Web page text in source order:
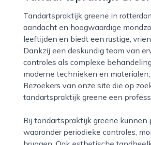
Tandartspraktijk greene in rotterdam is een moderne en toegankelijke praktijk waar persoonlijke
aandacht en hoogwaardige
leeftijden en biedt een rustige,
Dankzij een deskundig team van
controles als complexe
moderne technieken en
Bezoekers van onze site die op
tandartspraktijk greene een
Bij tandartspraktijk greene kunnen patiënten terecht voor een breed scala aan behandelingen,
waaronder periodieke controles,